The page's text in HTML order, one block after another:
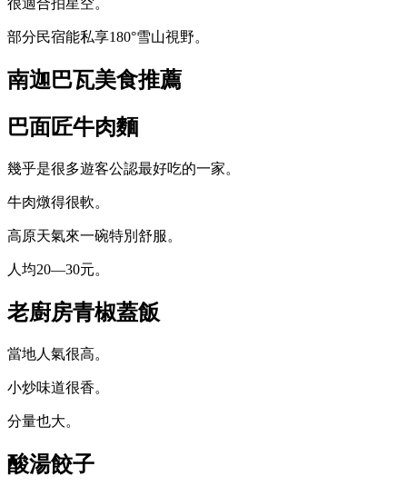
很適合拍星空。
部分民宿能私享180°雪山視野。
南迦巴瓦美食推薦
巴面匠牛肉麵
幾乎是很多遊客公認最好吃的一家。
牛肉燉得很軟。
高原天氣來一碗特別舒服。
人均20—30元。
老廚房青椒蓋飯
當地人氣很高。
小炒味道很香。
分量也大。
酸湯餃子